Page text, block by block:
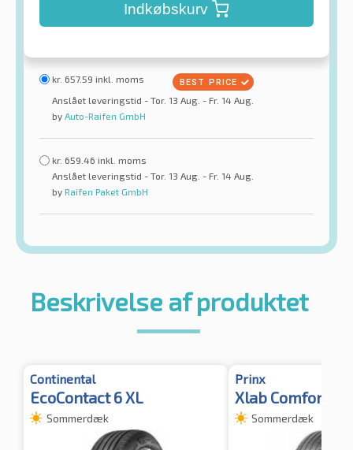
Indkøbskurv
kr. 657.59 inkl. moms
Anslået leveringstid - Tor. 13 Aug. - Fr. 14 Aug.
by Auto-Raifen GmbH
kr. 659.46 inkl. moms
Anslået leveringstid - Tor. 13 Aug. - Fr. 14 Aug.
by Raifen Paket GmbH
Beskrivelse af produktet
Continental
EcoContact 6 XL
Sommerdæk
Prinx
Xlab Comfort EV
Sommerdæk